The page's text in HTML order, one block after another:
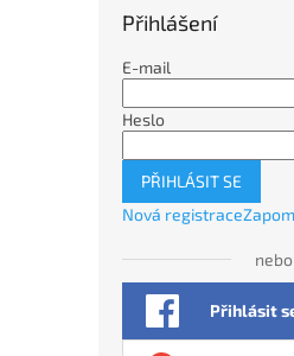
Přihlášení
E-mail
Heslo
PŘIHLÁSIT SE
Nová registrace
nebo
Přihlásit